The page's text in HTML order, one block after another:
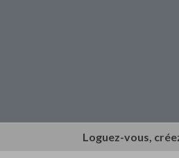
Loguez-vous,